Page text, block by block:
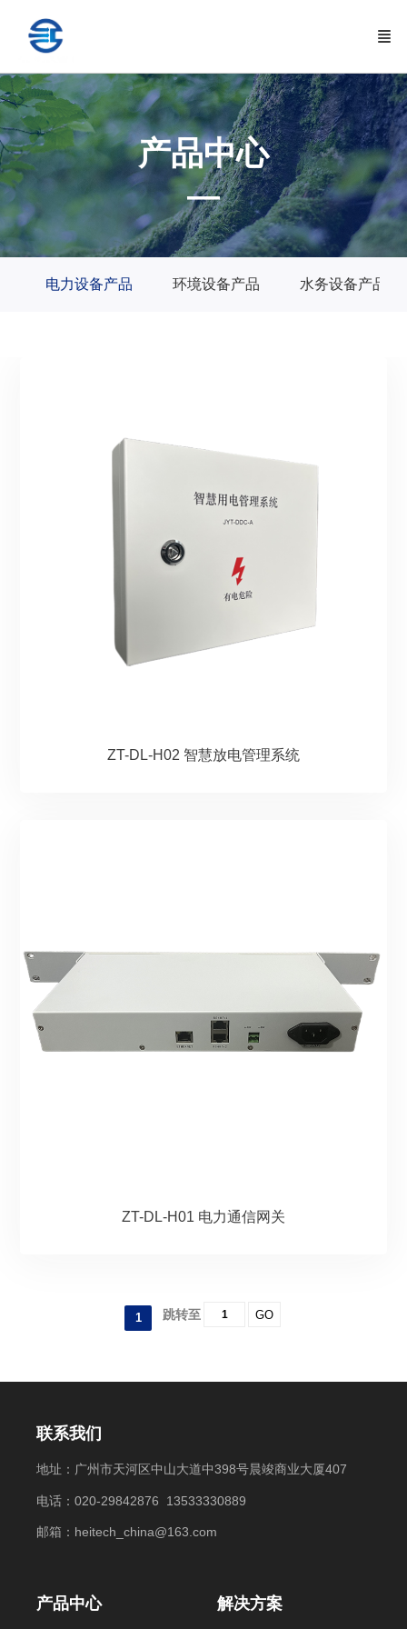
产品中心
—
电力设备产品 环境设备产品 水务设备产品
ZT-DL-H02 智慧放电管理系统
ZT-DL-H01 电力通信网关
1 跳转至 GO
联系我们
地址：广州市天河区中山大道中398号晨竣商业大厦407
电话：020-29842876 13533330889
邮箱：heitech_china@163.com
产品中心 解决方案